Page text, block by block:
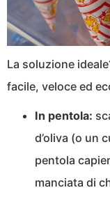
La soluzione
facile, veloce ed
In pentola:
d’oliva (o un
pentola
manciata di